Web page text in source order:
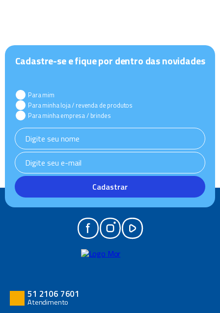
Cadastre-se e fique por dentro das novidades
Para mim
Para minha loja / revenda de produtos
Para minha empresa / brindes
Cadastrar
51 2106 7601
Atendimento